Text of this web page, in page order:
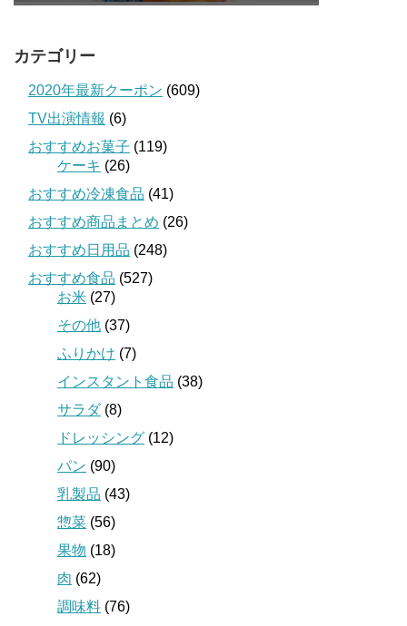
カテゴリー
2020年最新クーポン (609)
TV出演情報 (6)
おすすめお菓子 (119)
ケーキ (26)
おすすめ冷凍食品 (41)
おすすめ商品まとめ (26)
おすすめ日用品 (248)
おすすめ食品 (527)
お米 (27)
その他 (37)
ふりかけ (7)
インスタント食品 (38)
サラダ(8)
ドレッシング (12)
パン (90)
乳製品 (43)
惣菜 (56)
果物 (18)
肉 (62)
調味料 (76)